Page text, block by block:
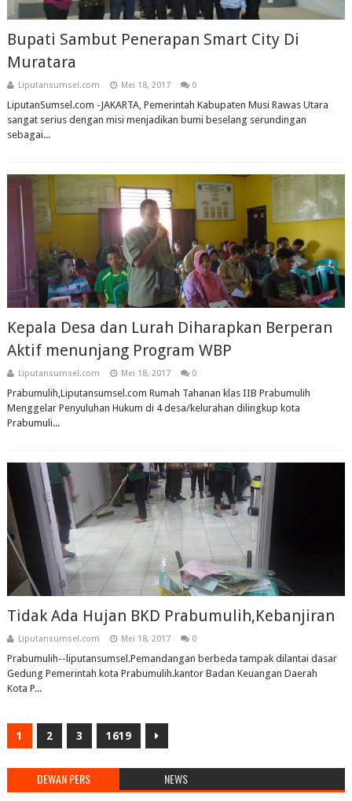
Bupati Sambut Penerapan Smart City Di
Muratara
Liputansumsel.com Mei 18, 2017 0
LiputanSumsel.com -JAKARTA, Pemerintah Kabupaten Musi Rawas Utara
sangat serius dengan misi menjadikan bumi beselang serundingan
sebagai...
Kepala Desa dan Lurah Diharapkan Berperan
Aktif menunjang Program WBP
Liputansumsel.com Mei 18, 2017 0
Prabumulih,Liputansumsel.com Rumah Tahanan klas IIB Prabumulih
Menggelar Penyuluhan Hukum di 4 desa/kelurahan dilingkup kota
Prabumuli...
Tidak Ada Hujan BKD Prabumulih,Kebanjiran
Liputansumsel.com Mei 18, 2017 0
Prabumulih--liputansumsel.Pemandangan berbeda tampak dilantai dasar
Gedung Pemerintah kota Prabumulih.kantor Badan Keuangan Daerah
Kota P...
1 2 3 1619
DEWAN PERS NEWS